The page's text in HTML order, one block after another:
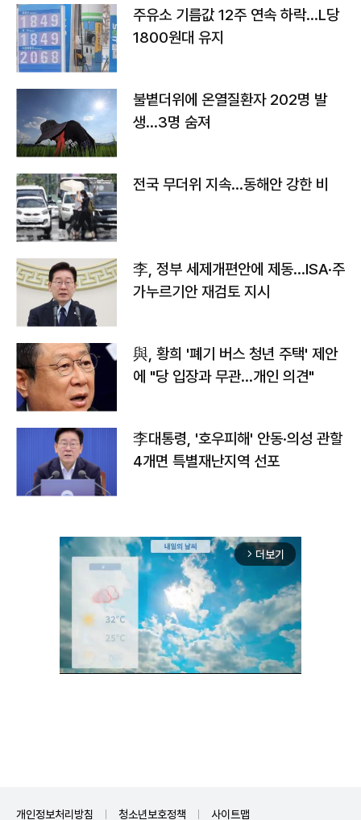
주유소 기름값 12주 연속 하락…L당
1800원대 유지
불볕더위에 온열질환자 202명 발
생…3명 숨져
전국 무더위 지속…동해안 강한 비
李, 정부 세제개편안에 제동…ISA·주
가누르기안 재검토 지시
與, 황희 '폐기 버스 청년 주택' 제안
에 "당 입장과 무관…개인 의견"
李대통령, '호우피해' 안동·의성 관할
4개면 특별재난지역 선포
arrow_forward_ios 더보기
개인정보처리방침 청소년보호정책 사이트맵